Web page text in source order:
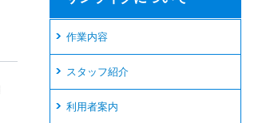
作業内容
スタッフ紹介
利用者案内